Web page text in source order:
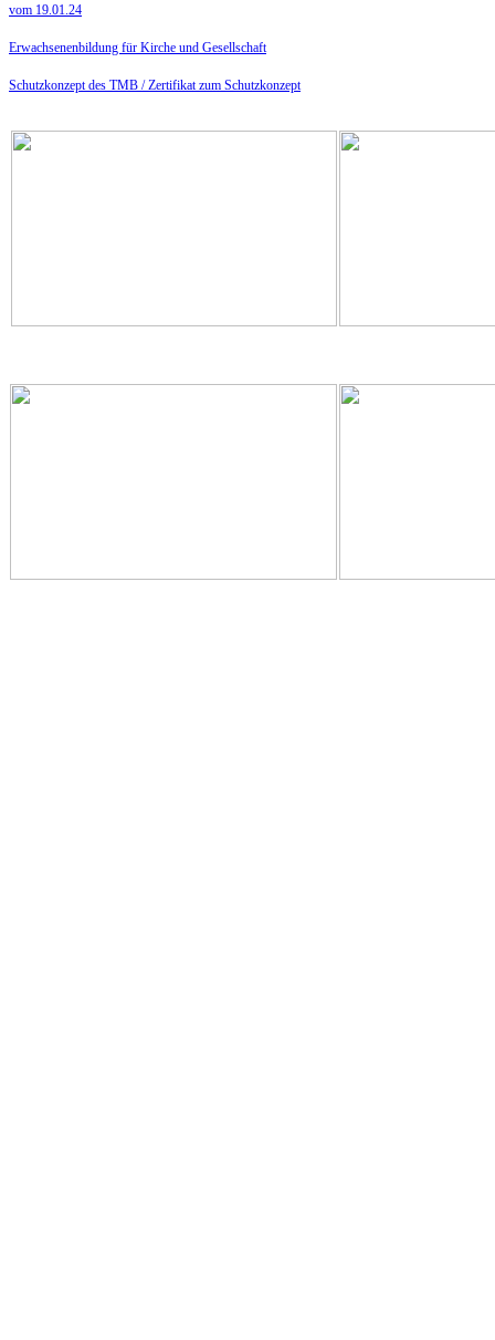
vom 19.01.24
Erwachsenenbildung für Kirche und Gesellschaft
Schutzkonzept des TMB / Zertifikat zum Schutzkonzept